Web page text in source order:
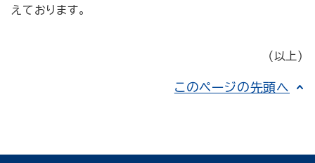
えております。
（以上）
このページの先頭へ